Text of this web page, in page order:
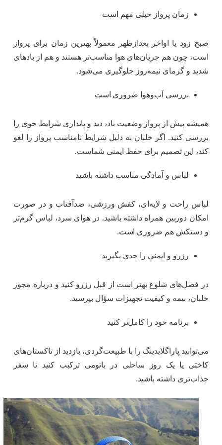
زمان پرواز خیلی مهم است
صبح زود یا اواخر بعدازظهر معمولاً بهترین زمان برای پرواز
است، چون هم جریان‌های هوا مناسب‌تر هستند و هم از بادهای
شدید و گرمای نیمه‌روز جلوگیری می‌شود.
بررسی آب‌وهوا ضروری است
همیشه پیش از پرواز وضعیت باد، دید و پایداری شرایط جوی را
بررسی کنید. اگر خلبان به دلیل شرایط نامناسب پرواز را لغو
کند، این تصمیم برای حفظ ایمنی شماست.
لباس و آمادگی مناسب داشته باشید
لباس راحت و لایه‌ای، کفش ورزشی، ضدآفتاب و در صورت
امکان دوربین همراه داشته باشید. در هوای سرد، لباس گرم‌تر
و دستکش هم ضروری است.
رزرو و ایمنی را جدی بگیرید
در فصل‌های شلوغ بهتر است از قبل رزرو کنید و درباره مجوز
خلبان، بیمه و کیفیت تجهیزات سؤال بپرسید.
برنامه خود را کامل‌تر کنید
می‌توانید پاراگلایدینگ را با طبیعت‌گردی، بازدید از تاکستان‌های
کاختی یا یک روز ساحلی در باتومی ترکیب کنید تا سفر
جذاب‌تری داشته باشید.